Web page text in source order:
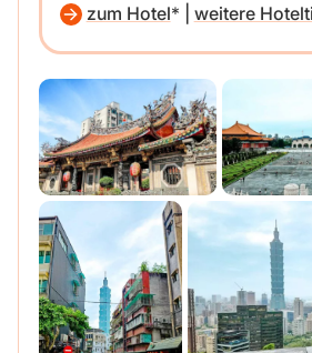
zum Hotel weitere